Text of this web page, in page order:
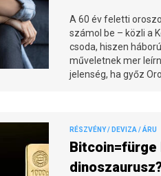
A 60 év feletti
számol be – közli a
csoda, hiszen
műveletnek mer
jelenség, ha győz
RÉSZVÉNY / DEVIZA / ÁRU
Bitcoin=fürge